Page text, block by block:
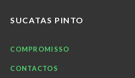
SUCATAS PINTO
COMPROMISSO
CONTACTOS